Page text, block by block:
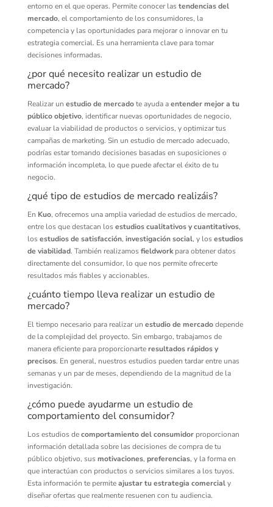
entorno en el que operas. Permite conocer lastendencias del
mercado, el comportamiento de los consumidores, la
competencia y las oportunidades para mejorar o innovar en tu
estrategia comercial. Es una herramienta clave para tomar
decisiones informadas.
¿por qué necesito realizar un estudio de
mercado?
Realizar un estudio de mercadote ayuda aentender mejor a tu
público objetivo, identificar nuevas oportunidades de negocio,
evaluar la viabilidad de productos o servicios, y optimizar tus
campañas de marketing. Sin un estudio de mercado adecuado,
podrías estar tomando decisiones basadas en suposiciones o
información incompleta, lo que puede afectar el éxito de tu
negocio.
¿qué tipo de estudios de mercado realizáis?
En Kuo, ofrecemos una amplia variedad de estudios de mercado,
entre los que destacan losestudios cualitativos y cuantitativos,
losestudios de satisfacción, investigación social, y losestudios
de viabilidad. También realizamosfieldworkpara obtener datos
directamente del consumidor, lo que nos permite ofrecerte
resultados más fiables y accionables.
¿cuánto tiempo lleva realizar un estudio de
mercado?
El tiempo necesario para realizar un estudio de mercadodepende
de la complejidad del proyecto. Sin embargo, trabajamos de
manera eficiente para proporcionarteresultados rápidos y
precisos. En general, nuestros estudios pueden tardar entre unas
semanas y un par de meses, dependiendo de la magnitud de la
investigación.
¿cómo puede ayudarme un estudio de
comportamiento del consumidor?
Los estudios decomportamiento del consumidorproporcionan
información detallada sobre las decisiones de compra de tu
público objetivo, susmotivaciones, preferencias, y la forma en
que interactúan con productos o servicios similares a los tuyos.
Esta información te permiteajustar tu estrategia comercialy
diseñar ofertas que realmente resuenen con tu audiencia.